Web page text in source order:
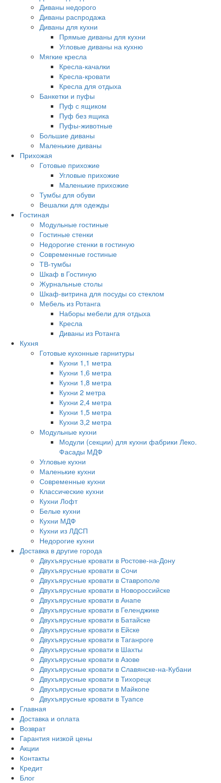
Диваны недорого
Диваны распродажа
Диваны для кухни
Прямые диваны для кухни
Угловые диваны на кухню
Мягкие кресла
Кресла-качалки
Кресла-кровати
Кресла для отдыха
Банкетки и пуфы
Пуф с ящиком
Пуф без ящика
Пуфы-животные
Большие диваны
Маленькие диваны
Прихожая
Готовые прихожие
Угловые прихожие
Маленькие прихожие
Тумбы для обуви
Вешалки для одежды
Гостиная
Модульные гостиные
Гостиные стенки
Недорогие стенки в гостиную
Современные гостиные
ТВ-тумбы
Шкаф в Гостиную
Журнальные столы
Шкаф-витрина для посуды со стеклом
Мебель из Ротанга
Наборы мебели для отдыха
Кресла
Диваны из Ротанга
Кухня
Готовые кухонные гарнитуры
Кухни 1,1 метра
Кухни 1,6 метра
Кухни 1,8 метра
Кухни 2 метра
Кухни 2,4 метра
Кухни 1,5 метра
Кухни 3,2 метра
Модульные кухни
Модули (секции) для кухни фабрики Леко.
Фасады МДФ
Угловые кухни
Маленькие кухни
Современные кухни
Классические кухни
Кухни Лофт
Белые кухни
Кухни МДФ
Кухни из ЛДСП
Недорогие кухни
Доставка в другие города
Двухъярусные кровати в Ростове-на-Дону
Двухъярусные кровати в Сочи
Двухъярусные кровати в Ставрополе
Двухъярусные кровати в Новороссийске
Двухъярусные кровати в Анапе
Двухъярусные кровати в Геленджике
Двухъярусные кровати в Батайске
Двухъярусные кровати в Ейске
Двухъярусные кровати в Таганроге
Двухъярусные кровати в Шахты
Двухъярусные кровати в Азове
Двухъярусные кровати в Славянске-на-Кубани
Двухъярусные кровати в Тихорецк
Двухъярусные кровати в Майкопе
Двухъярусные кровати в Туапсе
Главная
Доставка и оплата
Возврат
Гарантия низкой цены
Акции
Контакты
Кредит
Блог